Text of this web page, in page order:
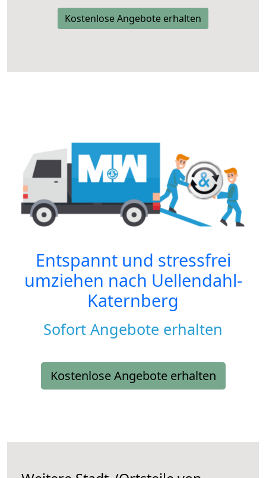
Kostenlose Angebote erhalten
Entspannt und stressfrei
umziehen nach Uellendahl-
Katernberg
Sofort Angebote erhalten
Kostenlose Angebote erhalten